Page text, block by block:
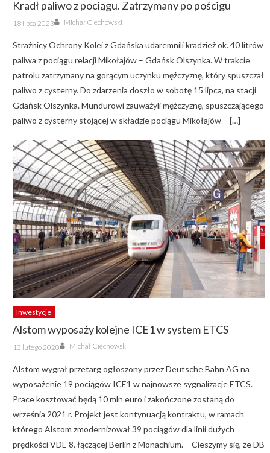
Kradł paliwo z pociągu. Zatrzymany po pościgu
Posted
on
18 lipca 2023 Author
Michał Ciechowski
Strażnicy Ochrony Kolei z Gdańska udaremnili kradzież ok. 40 litrów
paliwa z pociągu relacji Mikołajów – Gdańsk Olszynka. W trakcie
patrolu zatrzymany na gorącym uczynku mężczyznę, który spuszczał
paliwo z cysterny. Do zdarzenia doszło w sobotę 15 lipca, na stacji
Gdańsk Olszynka. Mundurowi zauważyli mężczyznę, spuszczającego
paliwo z cysterny stojącej w składzie pociągu Mikołajów – […]
Inwestycje
Alstom wyposaży kolejne ICE1 w system ETCS
Posted
on
13 lutego 2020 Author
Michał Ciechowski
Alstom wygrał przetarg ogłoszony przez Deutsche Bahn AG na
wyposażenie 19 pociągów ICE1 w najnowsze sygnalizacje ETCS.
Prace kosztować będą 10 mln euro i zakończone zostaną do
września 2021 r. Projekt jest kontynuacją kontraktu, w ramach
którego Alstom zmodernizował 39 pociągów dla linii dużych
prędkości VDE 8, łączącej Berlin z Monachium. – Cieszymy się, że DB